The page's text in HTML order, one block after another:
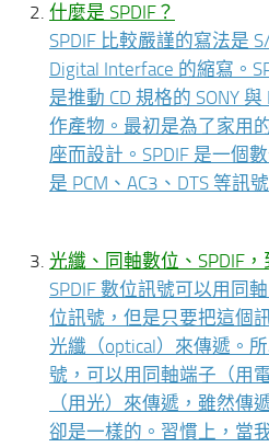
什麼是 SPDIF？
SPDIF 比較嚴謹的寫法是
Digital Interface 的縮寫。
是推動 CD 規格的 SONY
作產物。最初是為了家用
座而設計。SPDIF 是一個
是 PCM、AC3、DTS 等訊號
光纖、同軸數位、SPDIF
SPDIF 數位訊號可以用同
位訊號，但是只要把這個
光纖（optical）來傳遞。
號，可以用同軸端子（用
（用光）來傳遞，雖然傳
卻是一樣的。習慣上，當